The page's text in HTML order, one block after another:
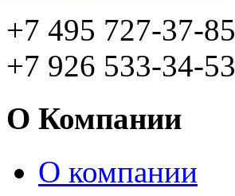
+7 495 727-37-85
+7 926 533-34-53
О Компании
О компании